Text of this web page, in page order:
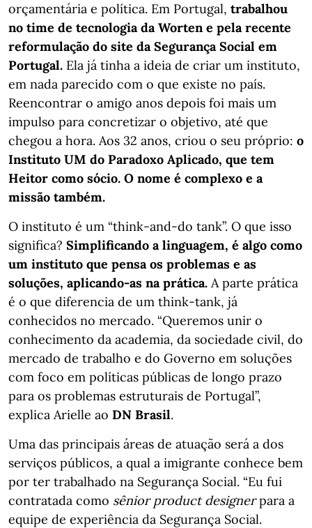
orçamentária e política. Em Portugal, trabalhou
no time de tecnologia da Worten e pela recente
reformulação do site da Segurança Social em
Portugal. Ela já tinha a ideia de criar um instituto,
em nada parecido com o que existe no país.
Reencontrar o amigo anos depois foi mais um
impulso para concretizar o objetivo, até que
chegou a hora. Aos 32 anos, criou o seu próprio: o
Instituto UM do Paradoxo Aplicado, que tem
Heitor como sócio. O nome é complexo e a
missão também.
O instituto é um “think-and-do tank”. O que isso
significa? Simplificando a linguagem, é algo como
um instituto que pensa os problemas e as
soluções, aplicando-as na prática. A parte prática
é o que diferencia de um think-tank, já
conhecidos no mercado. “Queremos unir o
conhecimento da academia, da sociedade civil, do
mercado de trabalho e do Governo em soluções
com foco em políticas públicas de longo prazo
para os problemas estruturais de Portugal”,
explica Arielle ao DN Brasil.
Uma das principais áreas de atuação será a dos
serviços públicos, a qual a imigrante conhece bem
por ter trabalhado na Segurança Social. “Eu fui
contratada como sênior product designerpara a
equipe de experiência da Segurança Social.